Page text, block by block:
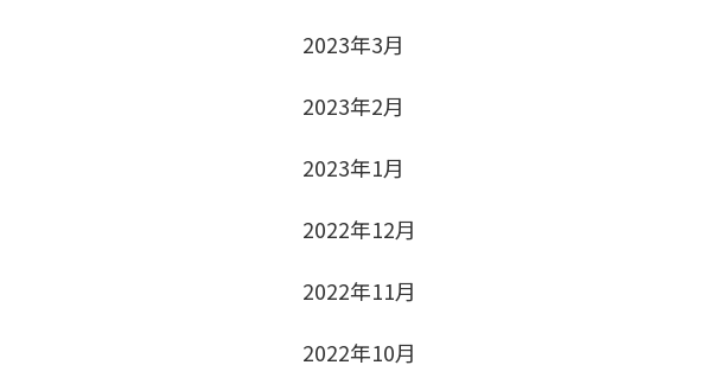
2023年3月
2023年2月
2023年1月
2022年12月
2022年11月
2022年10月